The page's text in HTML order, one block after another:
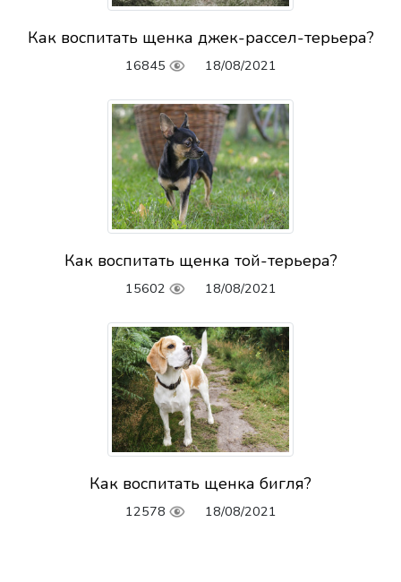
Как воспитать щенка джек-рассел-терьера?
16845 18/08/2021
Как воспитать щенка той-терьера?
15602 18/08/2021
Как воспитать щенка бигля?
12578 18/08/2021